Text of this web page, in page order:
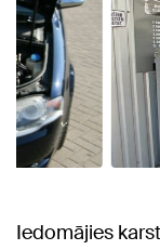
Iedomājies